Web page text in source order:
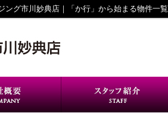
グ市川妙典店｜「か行」から始まる物件一覧